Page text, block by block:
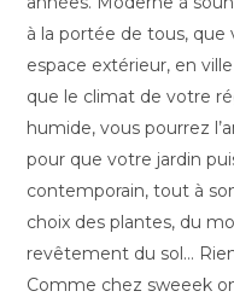
à la portée de tous,
espace extérieur, en
que le climat de votre
humide, vous pourrez
pour que votre jardin
contemporain, tout à
choix des plantes, du
revêtement du sol…
Comme chez sweeek